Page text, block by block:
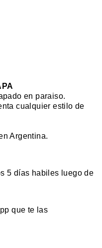
en paraiso.
cualquier estilo de
Argentina.
5 días habiles luego de
que te las